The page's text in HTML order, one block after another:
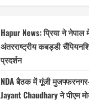
Hapur News: प्रिया ने
अंतरराष्ट्रीय कबड्डी
प्रदर्शन
NDA बैठक में गूंजी
Jayant Chaudhary ने पीएम